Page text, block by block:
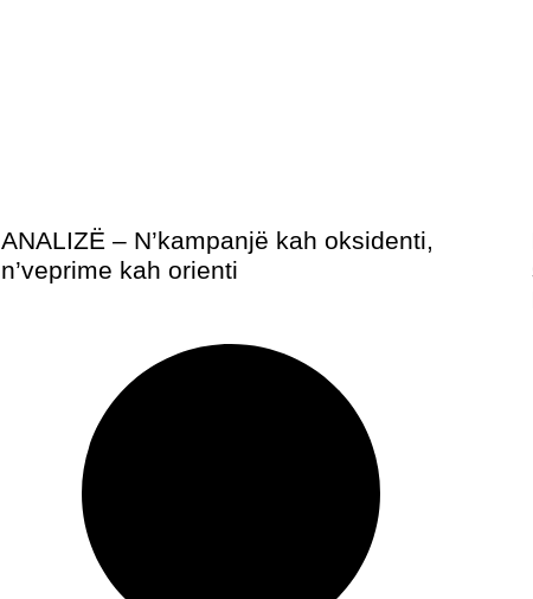
ANALIZË – N’kampanjë kah oksidenti,
n’veprime kah orienti